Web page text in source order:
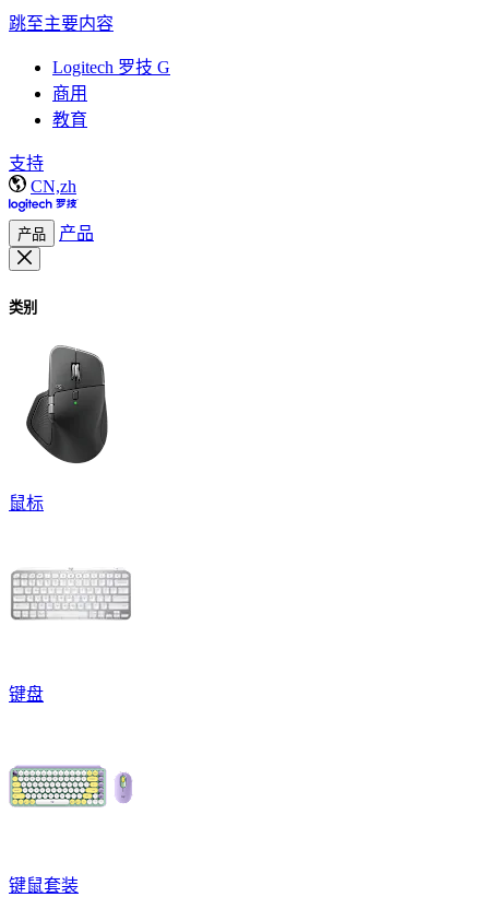
跳至主要内容
Logitech 罗技 G
商用
教育
支持
CN,zh
产品 产品
类别
鼠标
键盘
键鼠套装